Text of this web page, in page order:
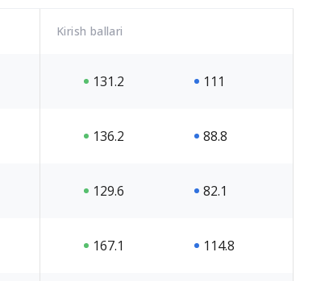
Kirish ballari
131.2 111
136.2 88.8
129.6 82.1
167.1 114.8